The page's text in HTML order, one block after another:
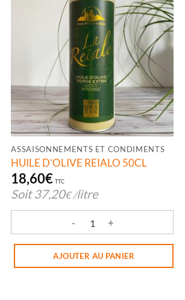
ASSAISONNEMENTS ET CONDIMENTS
HUILE D’OLIVE REIALO 50CL
18,60€ TTC
Soit 37,20€ /litre
quantité de HUILE D'OLIVE REIALO 50CL
AJOUTER AU PANIER